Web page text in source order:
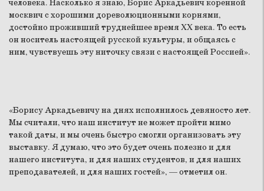
человека. Насколько я знаю, Борис Аркадьевич коренной
москвич с хорошими дореволюционными корнями,
достойно проживший труднейшее время XX века. То есть
он носитель настоящей русской культуры, и общаясь с
ним, чувствуешь эту ниточку связи с настоящей Россией».
«Борису Аркадьевичу на днях исполнилось девяносто лет.
Мы считали, что наш институт не может пройти мимо
такой даты, и мы очень быстро смогли организовать эту
выставку. Я думаю, что это будет очень полезно и для
нашего института, и для наших студентов, и для наших
преподавателей, и для наших гостей», — отметил он.